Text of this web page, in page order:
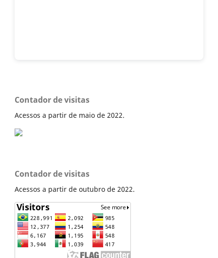
Contador de visitas
Acessos a partir de maio de 2022.
Contador de visitas
Acessos a partir de outubro de 2022.